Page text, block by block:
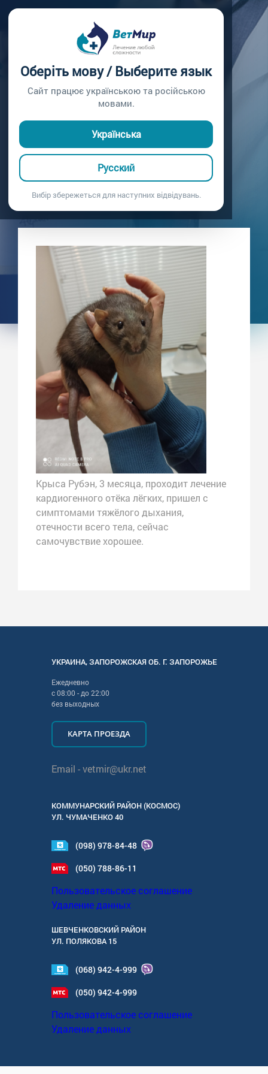
Оберіть мову / Выберите язык
Сайт працює українською та російською
мовами.
Українська
Русский
Вибір збережеться для наступних відвідувань.
ЛЕЧЕНИЕ
КАРДИОГЕННОГО
ОТЁКА ЛЁГКИХ
Симптомы тяжёлого дыхания, отечности всего тела
24.01.2021
Крыса Рубэн, 3 месяца, проходит лечение
кардиогенного отёка лёгких, пришел с
симптомами тяжёлого дыхания,
отечности всего тела, сейчас
самочувствие хорошее.
УКРАИНА,ЗАПОРОЖСКАЯОБ. Г. ЗАПОРОЖЬЕ
Ежедневно
с08:00 - до22:00
без выходных
КАРТА ПРОЕЗДА
Email -vetmir@ukr.net
КОММУНАРСКИЙ РАЙОН (КОСМОС)
УЛ. ЧУМАЧЕНКО 40
(098) 978-84-48
(050) 788-86-11
Пользовательское соглашение
Удаление данных
ШЕВЧЕНКОВСКИЙ РАЙОН
УЛ. ПОЛЯКОВА 15
(068) 942-4-999
(050) 942-4-999
Пользовательское соглашение
Удаление данных